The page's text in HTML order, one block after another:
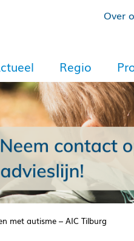
Over
Regio
met autisme – AIC Tilburg